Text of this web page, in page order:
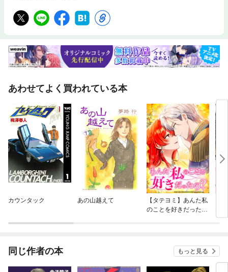
あわせてよく買われている本
カウンタック あの山越えて
【タテヨミ】あんた私
のことを好きだった
億
同じ作者の本 もっと見る